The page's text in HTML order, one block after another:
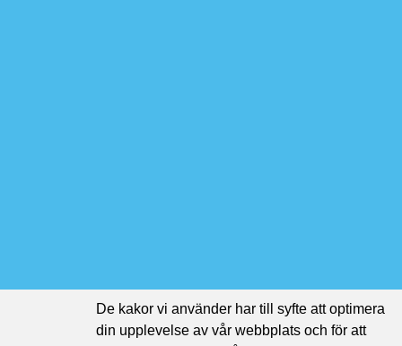
De kakor vi använder har till syfte att optimera
din upplevelse av vår webbplats och för att